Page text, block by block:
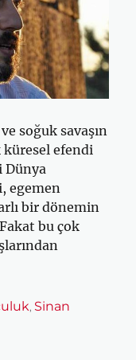
soğuk savaşın
küresel efendi
Dünya
egemen
bir dönemin
bu çok
, Sinan